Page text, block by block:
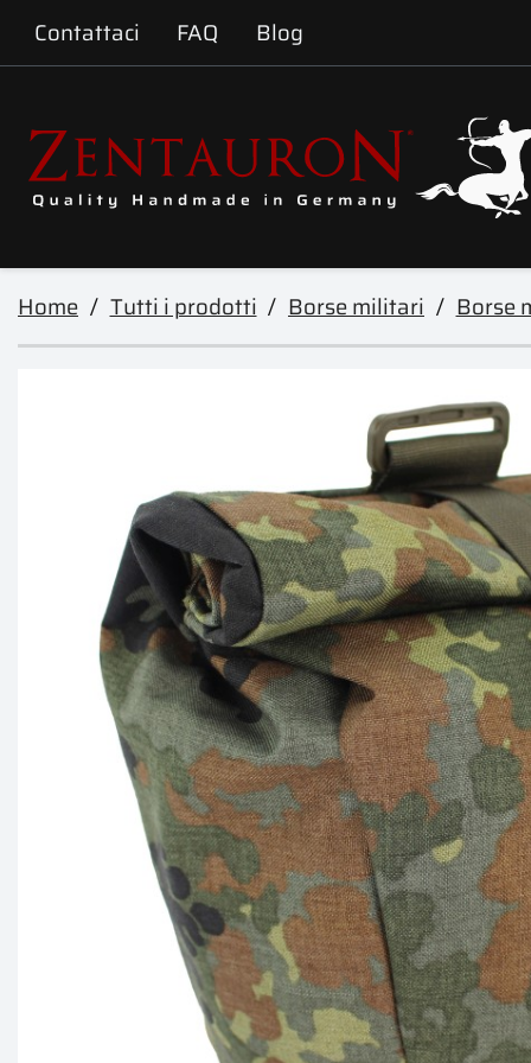
Contattaci FAQ Blog
Home Tutti i prodotti Borse militari Borse